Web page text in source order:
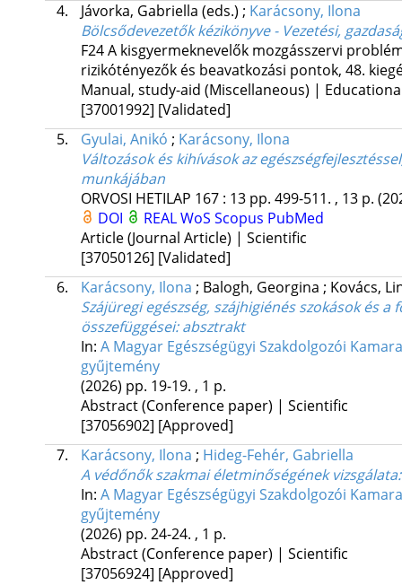
4.
Jávorka, Gabriella (eds.) ; Karácsony, Ilona
Bölcsődevezetők kézikönyve - Vezetési,
F24 A kisgyermeknevelők mozgásszervi
rizikótényezők és beavatkozási pontok, 48.
Manual, study-aid (Miscellaneous) |
[37001992] [Validated]
5.
Gyulai, Anikó ; Karácsony, Ilona
Változások és kihívások az
munkájában
ORVOSI HETILAP 167: 13 pp. 499-511. , 13 p.
DOI
REALWoS Scopus PubMed
Article (Journal Article) | Scientific
[37050126] [Validated]
6.
Karácsony, Ilona ; Balogh, Georgina ; Kovács,
Szájüregi egészség, szájhigiénés szokások és
összefüggései: absztrakt
In: A Magyar Egészségügyi Szakdolgozói
gyűjtemény
(2026) pp. 19-19. , 1 p.
Abstract (Conference paper) | Scientific
[37056902] [Approved]
7.
Karácsony, Ilona ; Hideg-Fehér, Gabriella
A védőnők szakmai életminőségének
In: A Magyar Egészségügyi Szakdolgozói
gyűjtemény
(2026) pp. 24-24. , 1 p.
Abstract (Conference paper) | Scientific
[37056924] [Approved]